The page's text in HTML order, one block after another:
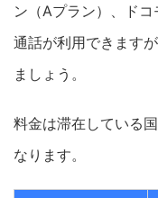
ン（Aプラン）、ド
通話が利用できます
ましょう。
料金は滞在している
なります。